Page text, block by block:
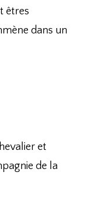
êtres
dans un
et
de la